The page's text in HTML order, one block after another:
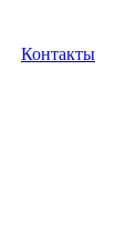
Контакты